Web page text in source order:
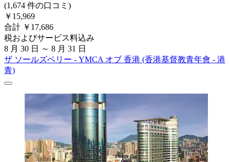
(1,674 件の口コミ)
￥15,969
合計 ￥17,686
税およびサービス料込み
8 月 30 日 ～ 8 月 31 日
ザ ソールズベリー - YMCA オブ 香港 (香港基督教青年會 - 港
青)